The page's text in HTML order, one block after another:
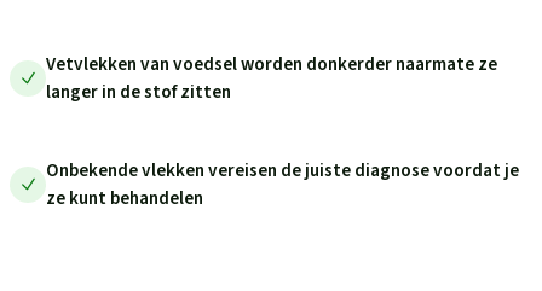
Vetvlekken van voedsel worden donkerder naarmate ze
langer in de stof zitten
Onbekende vlekken vereisen de juiste diagnose voordat je
ze kunt behandelen